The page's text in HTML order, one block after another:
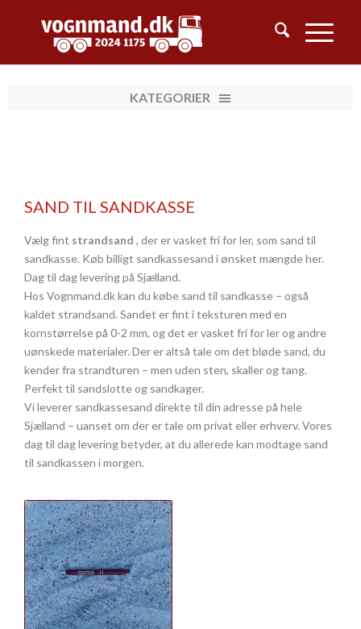
SAND TIL SANDKASSE
Vælg fint strandsand , der er vasket fri for ler, som sand til
sandkasse. Køb billigt sandkassesand i ønsket mængde her.
Dag til dag levering på Sjælland.
Hos Vognmand.dk kan du købe sand til sandkasse – også
kaldet strandsand. Sandet er fint i teksturen med en
kornstørrelse på 0-2 mm, og det er vasket fri for ler og andre
uønskede materialer. Der er altså tale om det bløde sand, du
kender fra strandturen – men uden sten, skaller og tang.
Perfekt til sandslotte og sandkager.
Vi leverer sandkassesand direkte til din adresse på hele
Sjælland – uanset om der er tale om privat eller erhverv. Vores
dag til dag levering betyder, at du allerede kan modtage sand
til sandkassen i morgen.